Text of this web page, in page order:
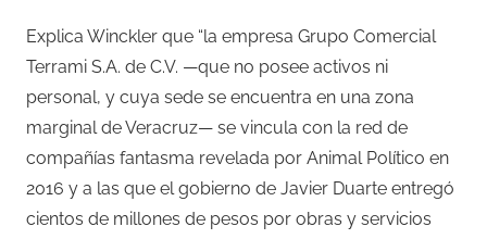
Explica Winckler que “la empresa Grupo Comercial
Terrami S.A. de C.V. —que no posee activos ni
personal, y cuya sede se encuentra en una zona
marginal de Veracruz— se vincula con la red de
compañías fantasma revelada por Animal Político en
2016 y a las que el gobierno de Javier Duarte entregó
cientos de millones de pesos por obras y servicios